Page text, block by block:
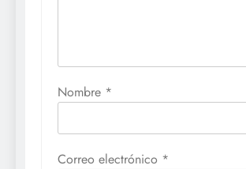
Nombre *
Correo electrónico *